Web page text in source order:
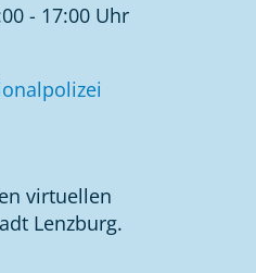
- 17:00 Uhr
virtuellen
Lenzburg.